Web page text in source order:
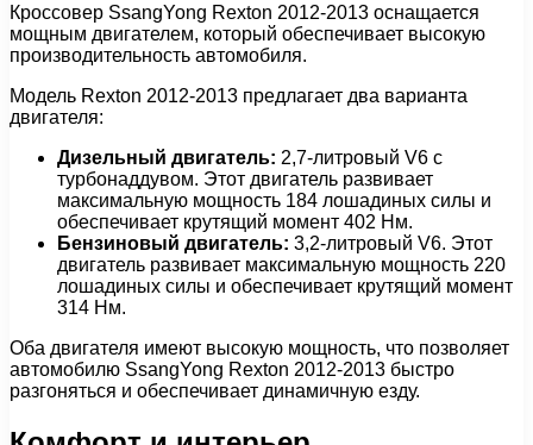
Кроссовер SsangYong Rexton 2012-2013 оснащается
мощным двигателем, который обеспечивает высокую
производительность автомобиля.
Модель Rexton 2012-2013 предлагает два варианта
двигателя:
Дизельный двигатель: 2,7-литровый V6 с
турбонаддувом. Этот двигатель развивает
максимальную мощность 184 лошадиных силы и
обеспечивает крутящий момент 402 Нм.
Бензиновый двигатель: 3,2-литровый V6. Этот
двигатель развивает максимальную мощность 220
лошадиных силы и обеспечивает крутящий момент
314 Нм.
Оба двигателя имеют высокую мощность, что позволяет
автомобилю SsangYong Rexton 2012-2013 быстро
разгоняться и обеспечивает динамичную езду.